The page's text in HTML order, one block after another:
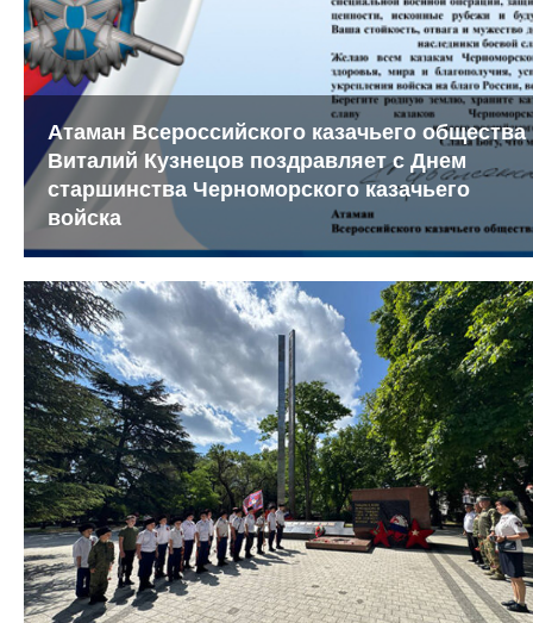
Атаман Всероссийского казачьего общества
Виталий Кузнецов поздравляет с Днем
старшинства Черноморского казачьего
войска